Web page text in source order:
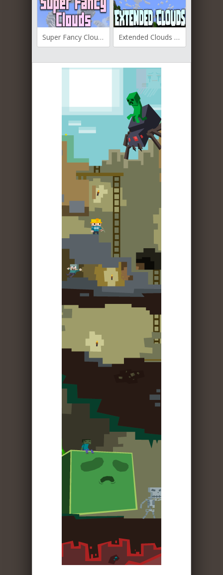
Super Fancy Clouds для Майнкрафт [1.20.2, 1.20.1, 1.20] Extended Clouds для Майнкрафт [1.20.1, 1.20, 1.19.4]